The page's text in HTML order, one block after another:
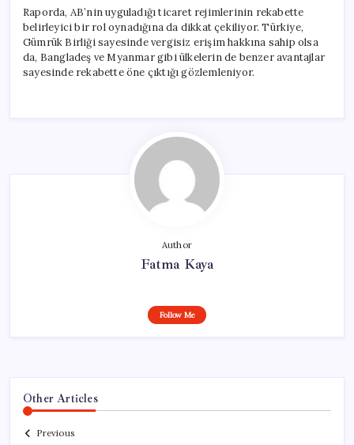
Raporda, AB’nin uyguladığı ticaret rejimlerinin rekabette
belirleyici bir rol oynadığına da dikkat çekiliyor. Türkiye,
Gümrük Birliği sayesinde vergisiz erişim hakkına sahip olsa
da, Bangladeş ve Myanmar gibi ülkelerin de benzer avantajlar
sayesinde rekabette öne çıktığı gözlemleniyor.
Author
Fatma Kaya
Follow Me
Other Articles
Previous